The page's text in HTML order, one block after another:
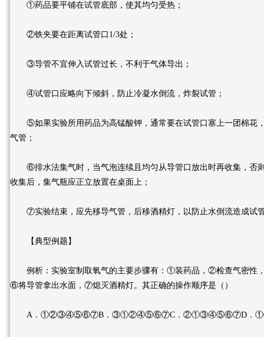
①药品要平铺在试管底部，使其均匀受热；
②铁夹要在距离试管口1/3处；
③导管不宜伸入试管过长，不利于气体导出；
④试管口应略向下倾斜，防止冷凝水倒流，炸裂试管；
⑤如果实验所用药品为高锰酸钾，通常要在试管口塞上一团棉花
气管；
⑥排水法集气时，当气泡连续且均匀从导管口放出时再收集，否
收集后，集气瓶应正立放置在桌面上；
⑦实验结束，应先移导气管，后移酒精灯，以防止水倒流造成试
【典型例题】
例析：实验室制取氧气的主要步骤有：①装药品，②检查气密性
⑥将导管拿出水面，⑦熄灭酒精灯。其正确的操作顺序是（）
A．①②③④⑤⑥⑦B．③①②④⑤⑥⑦C．②①③④⑤⑥⑦D．